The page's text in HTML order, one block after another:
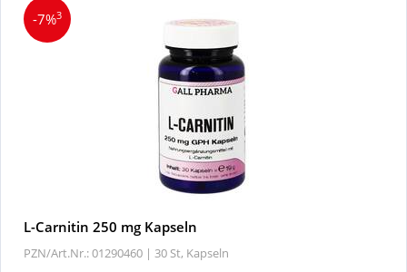
-7%3
L-Carnitin 250 mg Kapseln
PZN/Art.Nr.: 01290460 | 30 St, Kapseln